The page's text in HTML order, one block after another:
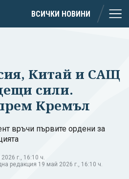
ВСИЧКИ НОВИНИ
Китай и САЩ
сили.
Кремъл
връчи първите ордени за
г., 16:10 ч.
редакция 19 май 2026 г., 16:10 ч.